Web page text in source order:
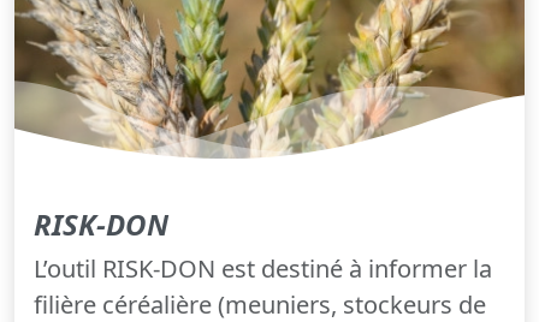
RISK-DON
L’outil RISK-DON est destiné à informer la
filière céréalière (meuniers, stockeurs de